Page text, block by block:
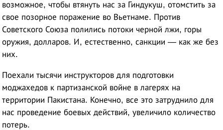
возможное, чтобы втянуть нас за Гиндукуш, отомстить за
свое позорное поражение во Вьетнаме. Против
Советского Союза полились потоки черной лжи, горы
оружия, долларов. И, естественно, санкции — как же без
них.
Поехали тысячи инструкторов для подготовки
моджахедов к партизанской войне в лагерях на
территории Пакистана. Конечно, все это затруднило для
нас проведение боевых действий, увеличило количество
потерь.